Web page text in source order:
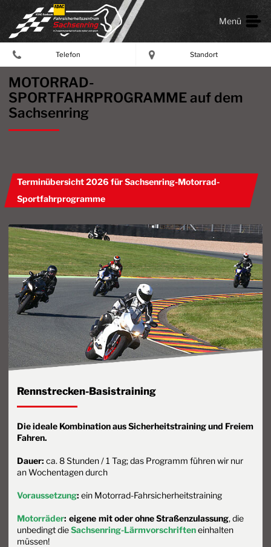
Menü
Telefon Standort
MOTORRAD-
SPORTFAHRPROGRAMME auf dem
Sachsenring
Terminübersicht 2026 für Sachsenring-Motorrad-
Sportfahrprogramme
Rennstrecken-Basistraining
Die ideale Kombination aus Sicherheitstraining und Freiem
Fahren.
Dauer: ca. 8 Stunden / 1 Tag; das Programm führen wir nur
an Wochentagen durch
Voraussetzung: ein Motorrad-Fahrsicherheitstraining
Motorräder: eigene mit oder ohne Straßenzulassung, die
unbedingt dieSachsenring-Lärmvorschrifteneinhalten
müssen!